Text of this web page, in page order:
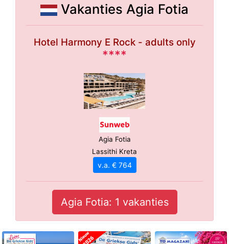
Vakanties Agia Fotia
Hotel Harmony E Rock - adults only
****
Agia Fotia
Lassithi Kreta
v.a. € 764
Agia Fotia: 1 vakanties